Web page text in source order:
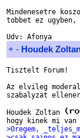
Mindenesetre
tobbet ez ugyben,
+ - Houdek
Az elvileg
szabalyzat
Houdek Zoltan
>Oregem,